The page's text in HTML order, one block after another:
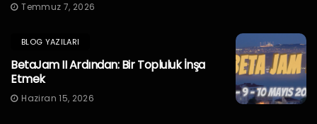
Temmuz 7, 2026
BLOG YAZILARI
BetaJam II Ardından: Bir Topluluk İnşa
Etmek
Haziran 15, 2026